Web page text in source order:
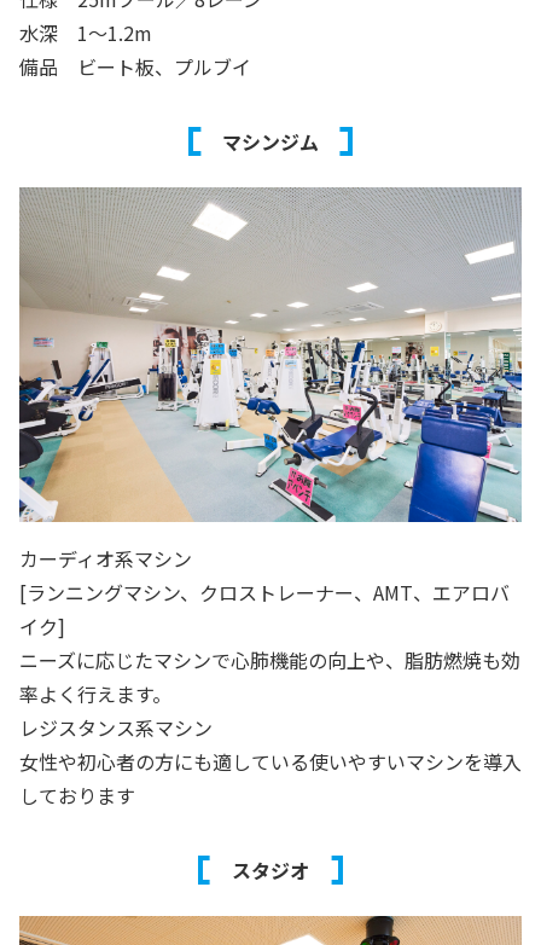
水深 1〜1.2m
備品 ビート板、プルブイ
マシンジム
カーディオ系マシン
[ランニングマシン、クロストレーナー、AMT、エアロバ
イク]
ニーズに応じたマシンで心肺機能の向上や、脂肪燃焼も効
率よく行えます。
レジスタンス系マシン
女性や初心者の方にも適している使いやすいマシンを導入
しております
スタジオ